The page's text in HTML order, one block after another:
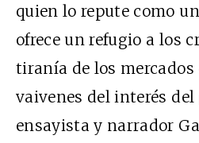
quien lo repute como
ofrece un refugio a los
tiranía de los mercados
vaivenes del interés
ensayista y narrador